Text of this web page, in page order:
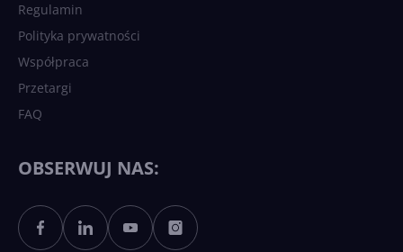
Regulamin
Polityka prywatności
Współpraca
Przetargi
FAQ
OBSERWUJ NAS: